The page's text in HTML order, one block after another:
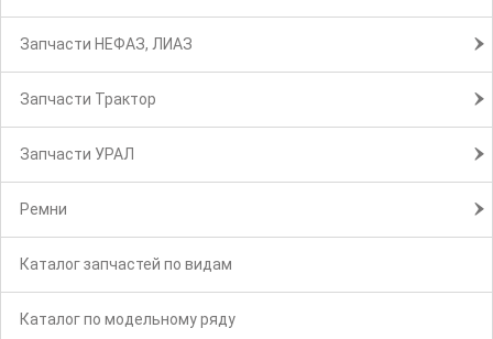
Запчасти НЕФАЗ, ЛИАЗ
Запчасти Трактор
Запчасти УРАЛ
Ремни
Каталог запчастей по видам
Каталог по модельному ряду